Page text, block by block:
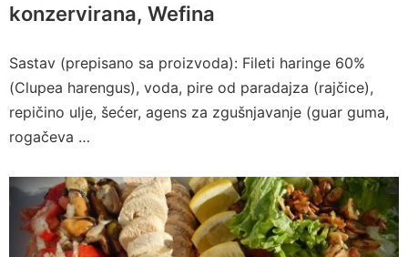
konzervirana, Wefina
Sastav (prepisano sa proizvoda): Fileti haringe 60%
(Clupea harengus), voda, pire od paradajza (rajčice),
repičino ulje, šećer, agens za zgušnjavanje (guar guma,
rogačeva …